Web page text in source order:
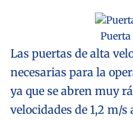
Puerta
Las puertas de alta
necesarias para la
ya que se abren muy
velocidades de 1,2 m/